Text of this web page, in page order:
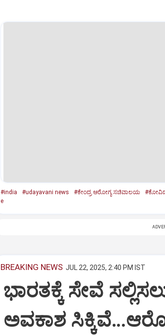
#india #udayavani news #ಕೇಂದ್ರ ಆರೋಗ್ಯ ಸಚಿವಾಲಯ
e
BREAKING NEWS JUL 22, 2025, 2:40 PM IST
ಭಾರತಕ್ಕೆ ಸೇವೆ
ಅವಕಾಶ